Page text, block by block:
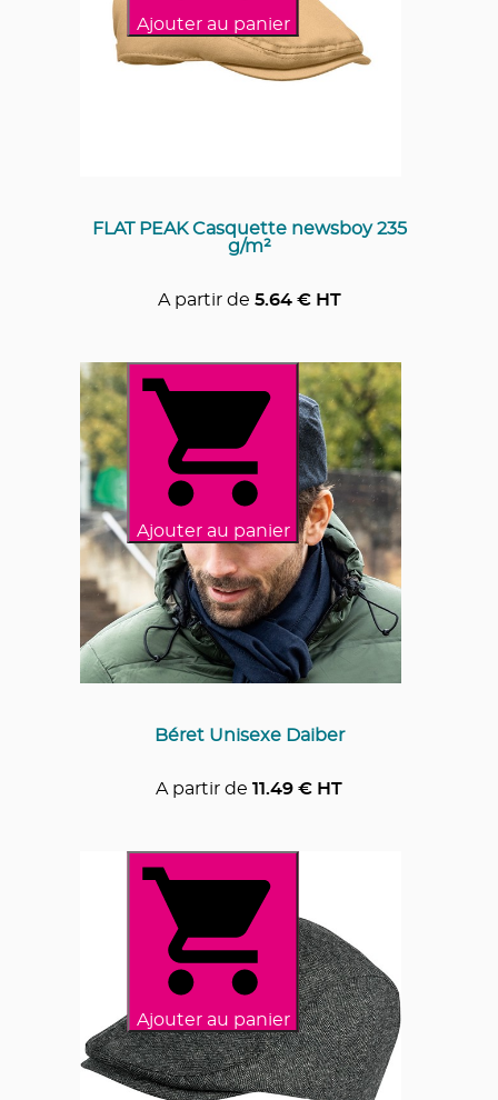
Ajouter au panier
FLAT PEAK Casquette newsboy 235
g/m²
A partir de 5.64€ HT
Ajouter au panier
Béret Unisexe Daiber
A partir de 11.49 € HT
Ajouter au panier